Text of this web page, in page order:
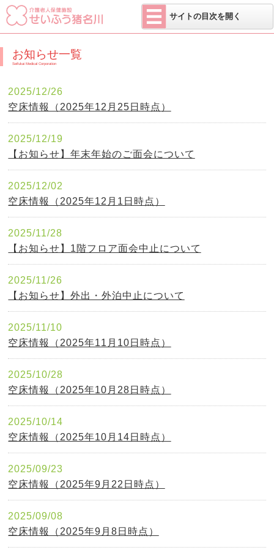
医療法人 せい
サイトの目次を開く
お知らせ一覧
Seifukai Medical Corporation
2025/12/26
空床情報（2025年12月25日時点）
2025/12/19
【お知らせ】年末年始のご面会について
2025/12/02
空床情報（2025年12月1日時点）
2025/11/28
【お知らせ】1階フロア面会中止について
2025/11/26
【お知らせ】外出・外泊中止について
2025/11/10
空床情報（2025年11月10日時点）
2025/10/28
空床情報（2025年10月28日時点）
2025/10/14
空床情報（2025年10月14日時点）
2025/09/23
空床情報（2025年9月22日時点）
2025/09/08
空床情報（2025年9月8日時点）